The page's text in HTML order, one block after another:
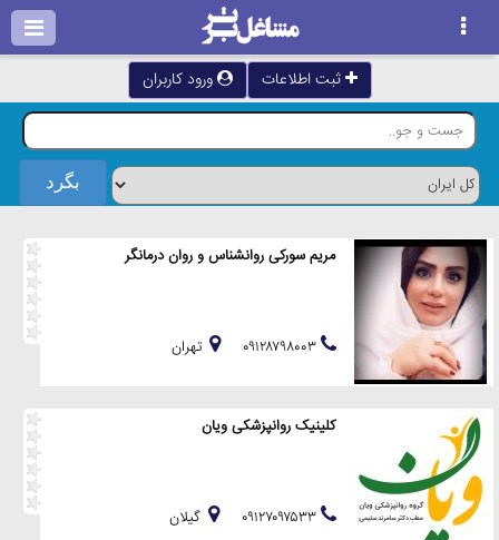
ثبت اطلاعات ورود کاربران
مریم سورکی روانشناس و روان درمانگر
تهران
کلینیک روانپزشکی ویان
گيلان